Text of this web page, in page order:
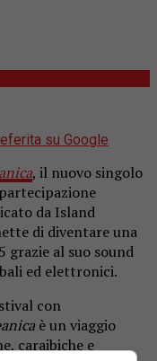
su Google
, il nuovo singolo
da Island
di diventare una
grazie al suo sound
ed elettronici.
con
è un viaggio
caraibiche e